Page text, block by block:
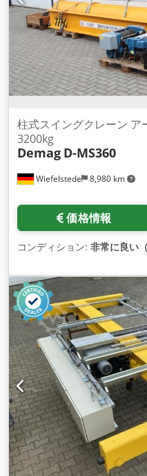
Wiefelstede 8,980 km
柱式スイングクレーン ア
3200kg
Demag D-MS360
価格情報
コンディション: 非常に良い